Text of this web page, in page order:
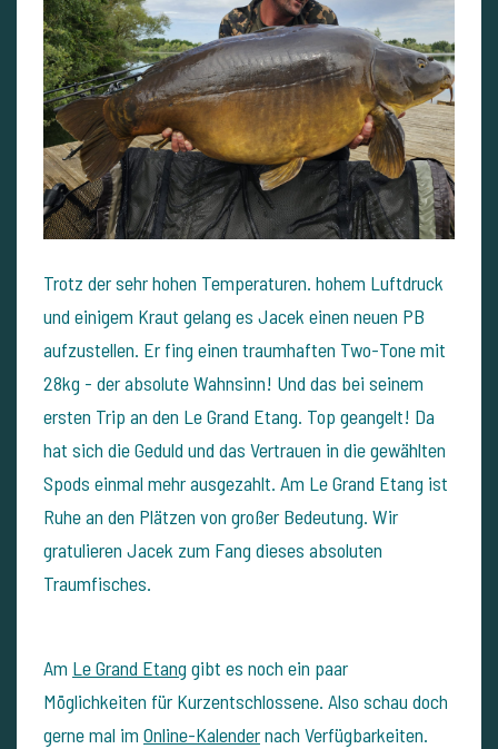
Trotz der sehr hohen Temperaturen. hohem Luftdruck
und einigem Kraut gelang es Jacek einen neuen PB
aufzustellen. Er fing einen traumhaften Two-Tone mit
28kg - der absolute Wahnsinn! Und das bei seinem
ersten Trip an den Le Grand Etang. Top geangelt! Da
hat sich die Geduld und das Vertrauen in die gewählten
Spods einmal mehr ausgezahlt. Am Le Grand Etang ist
Ruhe an den Plätzen von großer Bedeutung. Wir
gratulieren Jacek zum Fang dieses absoluten
Traumfisches.
Am Le Grand Etang gibt es noch ein paar
Möglichkeiten für Kurzentschlossene. Also schau doch
gerne mal im Online-Kalendernach Verfügbarkeiten.